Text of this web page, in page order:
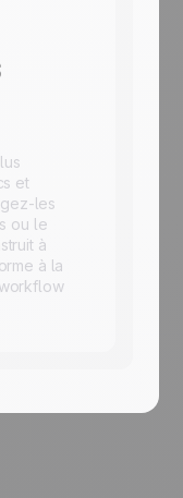
et
les
ou le
à
à la